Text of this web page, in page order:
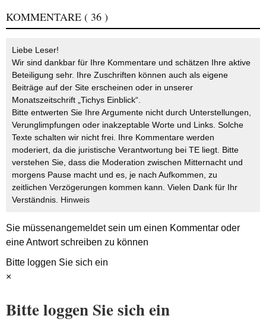
KOMMENTARE ( 36 )
Liebe Leser!
Wir sind dankbar für Ihre Kommentare und schätzen Ihre aktive
Beteiligung sehr. Ihre Zuschriften können auch als eigene
Beiträge auf der Site erscheinen oder in unserer
Monatszeitschrift „Tichys Einblick“.
Bitte entwerten Sie Ihre Argumente nicht durch Unterstellungen,
Verunglimpfungen oder inakzeptable Worte und Links. Solche
Texte schalten wir nicht frei. Ihre Kommentare werden
moderiert, da die juristische Verantwortung bei TE liegt. Bitte
verstehen Sie, dass die Moderation zwischen Mitternacht und
morgens Pause macht und es, je nach Aufkommen, zu
zeitlichen Verzögerungen kommen kann. Vielen Dank für Ihr
Verständnis. Hinweis
Sie müssenangemeldetsein um einen Kommentar oder
eine Antwort schreiben zu können
Bitte loggen Sie sich ein
×
Bitte loggen Sie sich ein